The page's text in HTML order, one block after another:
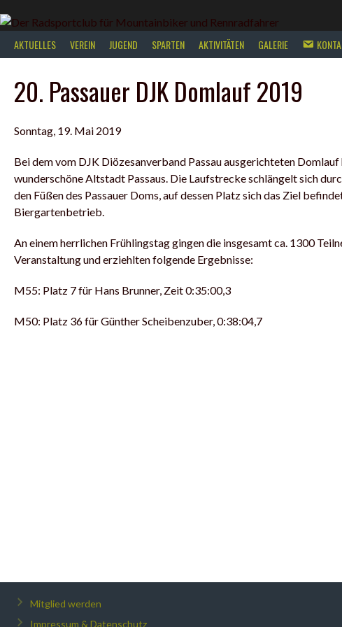
zum
InhaltAKTUELLES VEREIN JUGEND SPARTEN AKTIVITÄTEN GALERIE
20. Passauer DJK Domlauf 2019
Sonntag, 19. Mai 2019
Bei dem vom DJK Diözesanverband Passau ausgerichteten
wunderschöne Altstadt Passaus. Die Laufstrecke schlängelt sich
den Füßen des Passauer Doms, auf dessen Platz sich das Ziel
Biergartenbetrieb.
An einem herrlichen Frühlingstag gingen die insgesamt ca. 1300
Veranstaltung und erziehlten folgende Ergebnisse:
M55: Platz 7 für Hans Brunner, Zeit 0:35:00,3
M50: Platz 36 für Günther Scheibenzuber, 0:38:04,7
Mitglied werden
Impressum & Datenschutz